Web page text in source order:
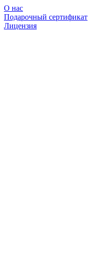
О нас
Подарочный сертификат
Лицензия